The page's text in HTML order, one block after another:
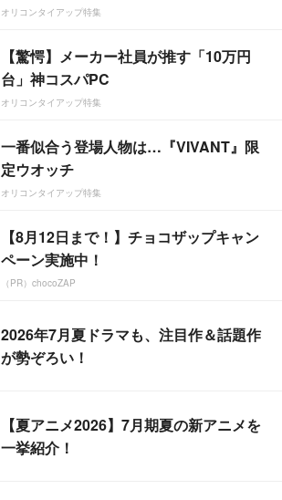
オリコンタイアップ特集
【驚愕】メーカー社員が推す「10万円
台」神コスパPC
オリコンタイアップ特集
一番似合う登場人物は…『VIVANT』限
定ウオッチ
オリコンタイアップ特集
【8月12日まで！】チョコザップキャン
ペーン実施中！
（PR）chocoZAP
2026年7月夏ドラマも、注目作＆話題作
が勢ぞろい！
【夏アニメ2026】7月期夏の新アニメを
一挙紹介！